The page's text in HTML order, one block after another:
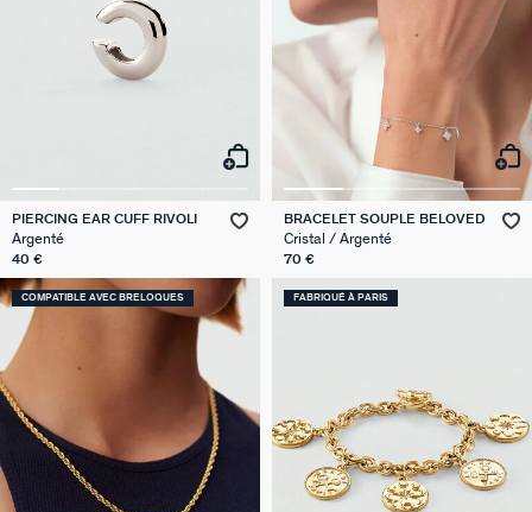
PIERCING EAR CUFF RIVOLI
Argenté
40 €
BRACELET SOUPLE BELOVED
Cristal / Argenté
70 €
COMPATIBLE AVEC BRELOQUES FABRIQUÉ À PARIS